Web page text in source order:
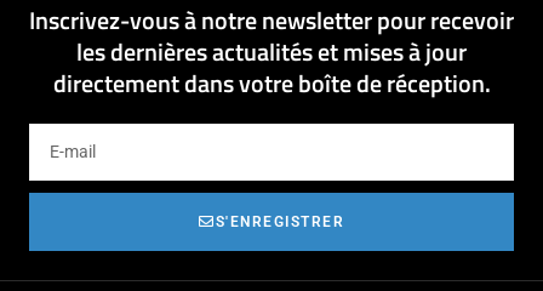
Inscrivez-vous à notre newsletter pour recevoir
les dernières actualités et mises à jour
directement dans votre boîte de réception.
S'ENREGISTRER